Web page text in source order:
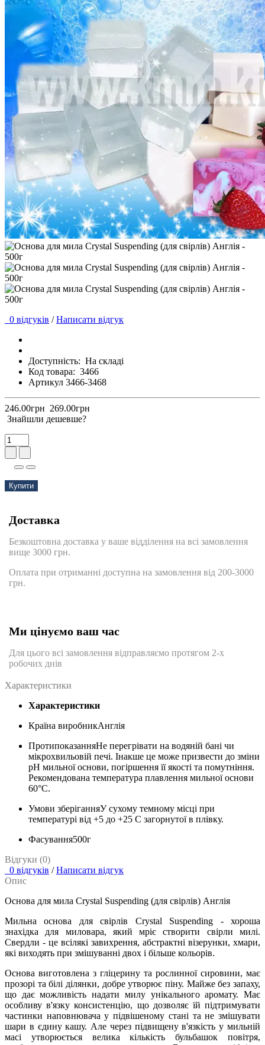
0 відгуків / Написати відгук
Доступність: На складі
Код товара: 3466
Артикул 3466-3468
246.00грн 269.00грн
Знайшли дешевше?
Купити
Доставка
Безкоштовна доставка у ваше відділення на всі замовлення
вище 3000 грн.
Оплата при отриманні доступна на замовлення від 200-3000
грн.
Ми цінуємо ваш час
Для цього всі замовлення відправляємо протягом 2-х
робочих днів
Характеристики
Характеристики
Країна виробникАнглія
ПротипоказанняНе перегрівати на водяній бані чи
мікрохвильовій печі. Інакше це може призвести до зміни
рН мильної основи, погіршення її якості та помутніння.
Рекомендована температура плавлення мильної основи
60°С.
Умови зберіганняУ сухому темному місці при
температурі від +5 до +25 С загорнутої в плівку.
Фасування500г
Відгуки (0)
0 відгуків / Написати відгук
Опис
Основа для мила Crystal Suspending (для свірлів) Англія
Мильна основа для свірлів Crystal Suspending - хороша
знахідка для миловара, який мріє створити свірли милі.
Свердли - це всілякі завихрення, абстрактні візерунки, хмари,
які виходять при змішуванні двох і більше кольорів.
Основа виготовлена ​​з гліцерину та рослинної сировини, має
прозорі та білі ділянки, добре утворює піну. Майже без запаху,
що дає можливість надати милу унікального аромату. Має
особливу в'язку консистенцію, що дозволяє їй підтримувати
частинки наповнювача у підвішеному стані та не змішувати
шари в єдину кашу. Але через підвищену в'язкість у мильній
масі утворюється велика кількість бульбашок повітря,